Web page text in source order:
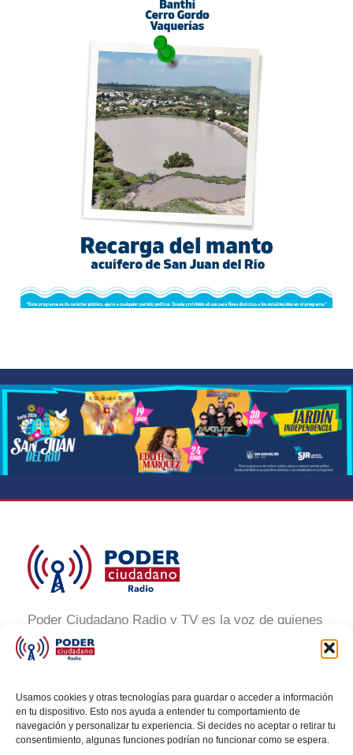
Usamos cookies y otras tecnologías para guardar o acceder a información
en tu dispositivo. Esto nos ayuda a entender tu comportamiento de
navegación y personalizar tu experiencia. Si decides no aceptar o retirar tu
consentimiento, algunas funciones podrían no funcionar como se espera.
Poder Ciudadano Radio y TV es la voz de quienes
buscan un México informado y participativo.
Nuestro compromiso es conectar con la
transformación social a través de noticias claras,
veraces y al alcance de todos.